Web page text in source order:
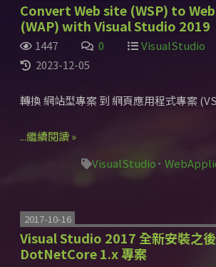
Convert Web site (WSP) to
(WAP) with Visual Studio 2019
1447 0
VisualStudio
2023-12-05
轉換 網站型專案 到 網頁應用程式專案
...繼續閱讀 »
VisualStudio
2017-10-16
Visual Studio 2017 全新安裝之
DotNetCore 1.x 專案